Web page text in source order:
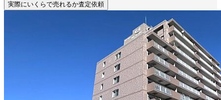
実際にいくらで売れるか査定依頼